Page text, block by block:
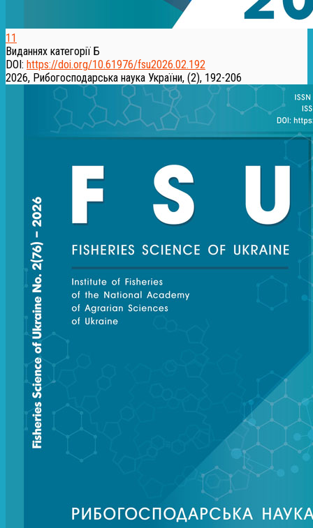
11
Виданнях категорії Б
DOI: https://doi.org/10.61976/fsu2026.02.192
2026, Рибогосподарська наука України, (2), 192-206